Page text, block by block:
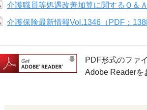
介護職員等処遇改善加算に関するＱ＆
介護保険最新情報Vol.1346（PDF：
PDF形式のファ
Adobe Readerを